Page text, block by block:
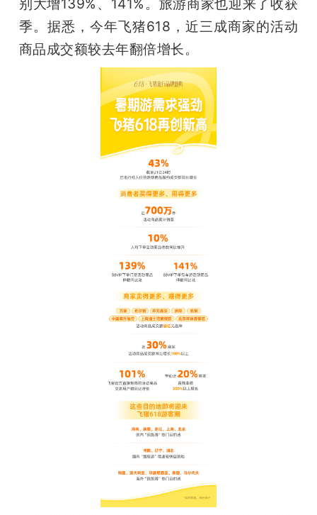
别大增139%、141%。旅游商家也迎来了收获
季。据悉，今年飞猪618，近三成商家的活动
商品成交额较去年翻倍增长。